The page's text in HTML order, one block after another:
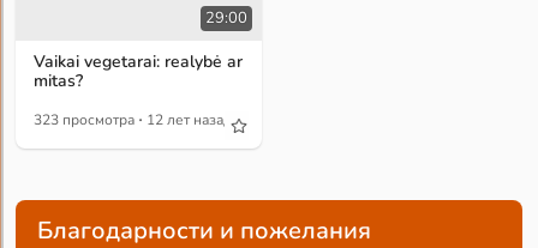
29:00
Vaikai vegetarai: realybė ar
mitas?
323 просмотра · 12 лет назад
Благодарности и пожелания